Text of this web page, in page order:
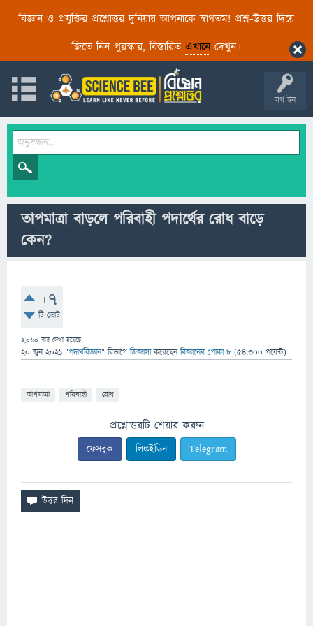
বিজ্ঞান ও প্রযুক্তির প্রশ্নোত্তর দুনিয়ায় আপনাকে স্বাগতম! প্রশ্ন-উত্তর দিয়ে
জিতে নিন পুরস্কার, বিস্তারিত এখানেদেখুন।
লগ ইন
তাপমাত্রা বাড়লে পরিবাহী পদার্থের রোধ বাড়ে
কেন?
+7
টি ভোট
2,060 বার দেখা হয়েছে
20 জুন 2021 "পদার্থবিজ্ঞান" বিভাগে জিজ্ঞাসাকরেছেনবিজ্ঞানের পোকা ৮ (54,300 পয়েন্ট)
তাপমাত্রা পরিবাহী রোধ
প্রশ্নোত্তরটি শেয়ার করুন
ফেসবুক লিঙ্কইডিন Telegram